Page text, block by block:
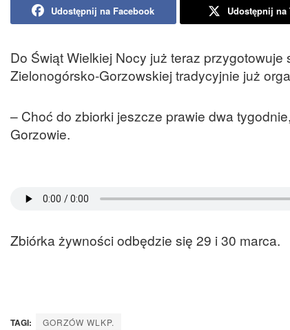
Udostępnij na Facebook Udostępnij na
Do Świąt Wielkiej Nocy już teraz
Zielonogórsko-Gorzowskiej tradycyjnie już
– Choć do zbiorki jeszcze prawie dwa
Gorzowie.
Zbiórka żywności odbędzie się 29 i 30 marca.
TAGI: GORZÓW WLKP.